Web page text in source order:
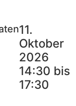
11.
Oktober
2026
14:30 bis
17:30